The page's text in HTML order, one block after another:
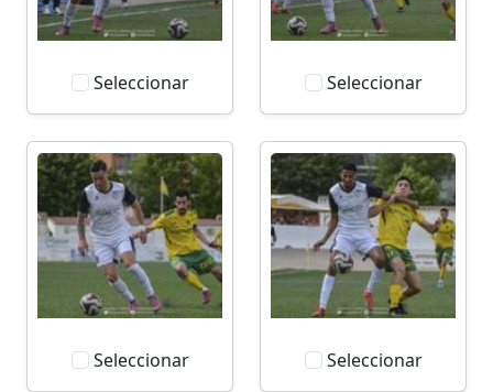
Seleccionar Seleccionar
Seleccionar Seleccionar